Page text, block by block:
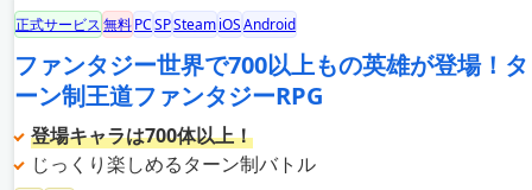
正式サービス無料PCSPSteamiOSAndroid
ファンタジー世界で700以上もの英雄が登場！タ
ーン制王道ファンタジーRPG
登場キャラは700体以上！
じっくり楽しめるターン制バトル